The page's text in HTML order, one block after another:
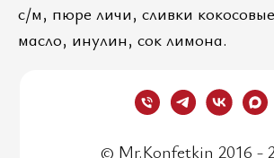
с/м, пюре личи, сливки
масло, инулин, сок лимона.
© Mr.Konfetkin 2016 -